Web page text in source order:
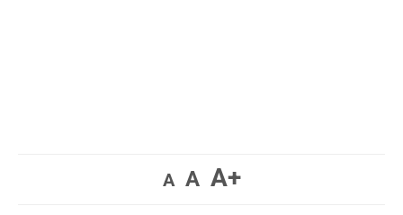
AУменьшить
AВернуть
A+Увеличить